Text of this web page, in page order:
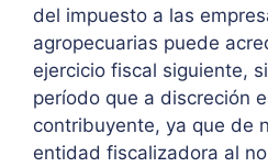
del impuesto a las
agropecuarias puede
ejercicio fiscal siguiente,
período que a discreción
contribuyente, ya que de
entidad fiscalizadora al